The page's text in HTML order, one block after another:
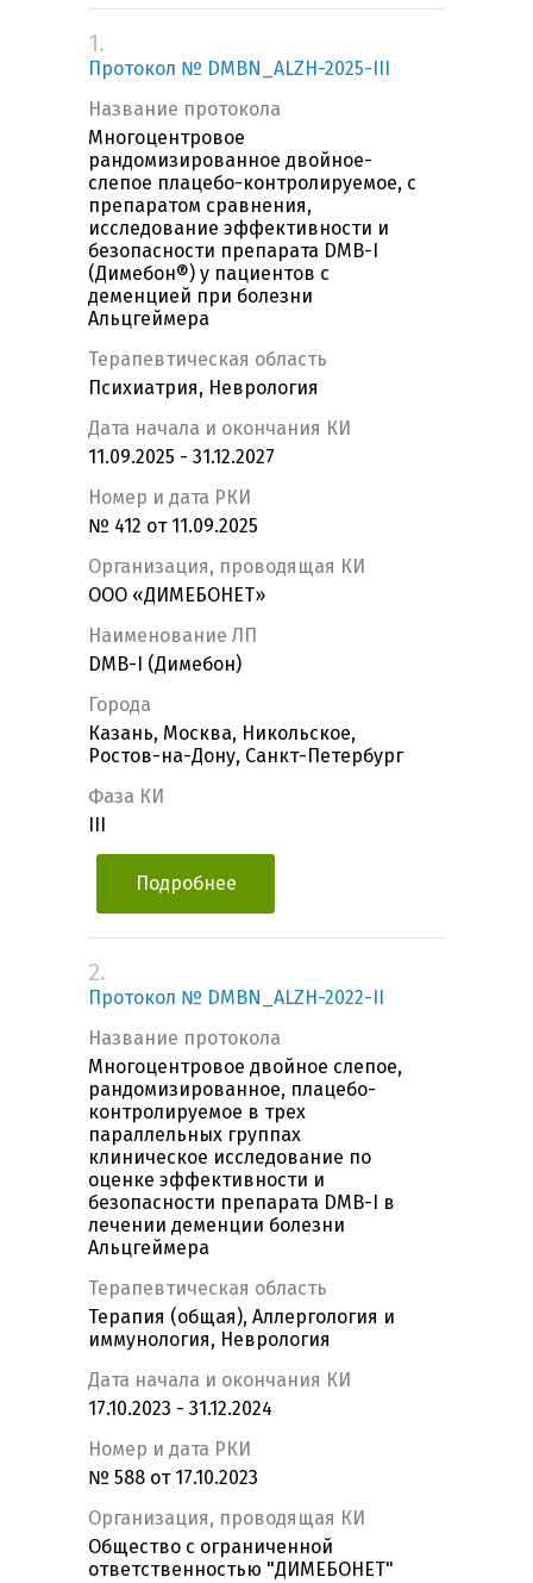
1.
Протокол № DMBN_ALZH-2025-III
Название протокола
Многоцентровое
рандомизированное двойное-
слепое плацебо-контролируемое, с
препаратом сравнения,
исследование эффективности и
безопасности препарата DMB-I
(Димебон®) у пациентов с
деменцией при болезни
Альцгеймера
Терапевтическая область
Психиатрия, Неврология
Дата начала и окончания КИ
11.09.2025 - 31.12.2027
Номер и дата РКИ
№ 412 от 11.09.2025
Организация, проводящая КИ
ООО «ДИМЕБОНЕТ»
Наименование ЛП
DMB-I (Димебон)
Города
Казань, Москва, Никольское,
Ростов-на-Дону, Санкт-Петербург
Фаза КИ
Подробнее
2.
Протокол № DMBN_ALZH-2022-II
Название протокола
Многоцентровое двойное слепое,
рандомизированное, плацебо-
контролируемое в трех
параллельных группах
клиническое исследование по
оценке эффективности и
безопасности препарата DMB-I в
лечении деменции болезни
Альцгеймера
Терапевтическая область
Терапия (общая), Аллергология и
иммунология, Неврология
Дата начала и окончания КИ
17.10.2023 - 31.12.2024
Номер и дата РКИ
№ 588 от 17.10.2023
Организация, проводящая КИ
Общество с ограниченной
ответственностью "ДИМЕБОНЕТ"